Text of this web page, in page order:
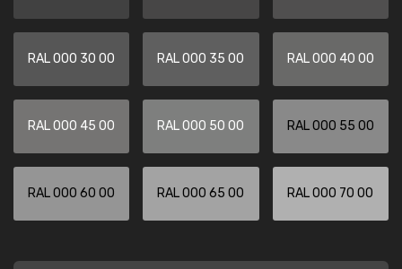
RAL 000 30 00 RAL 000 35 00 RAL 000 40 00
RAL 000 45 00 RAL 000 50 00 RAL 000 55 00
RAL 000 60 00 RAL 000 65 00 RAL 000 70 00